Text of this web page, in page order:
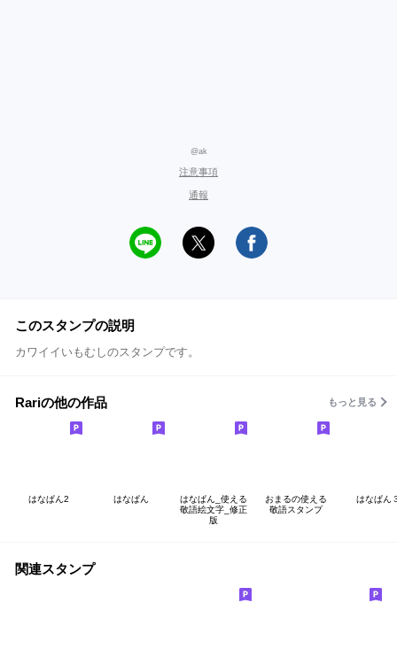
@ak
注意事項
通報
このスタンプの説明
カワイイいもむしのスタンプです。
Rariの他の作品 もっと見る
はなぱん2 はなぱん
はなぱん_使える
敬語絵文字_修正
版
おまるの使える
敬語スタンプ
はなぱん
関連スタンプ